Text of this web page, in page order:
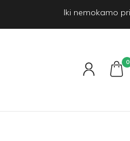
Iki nemokamo
0